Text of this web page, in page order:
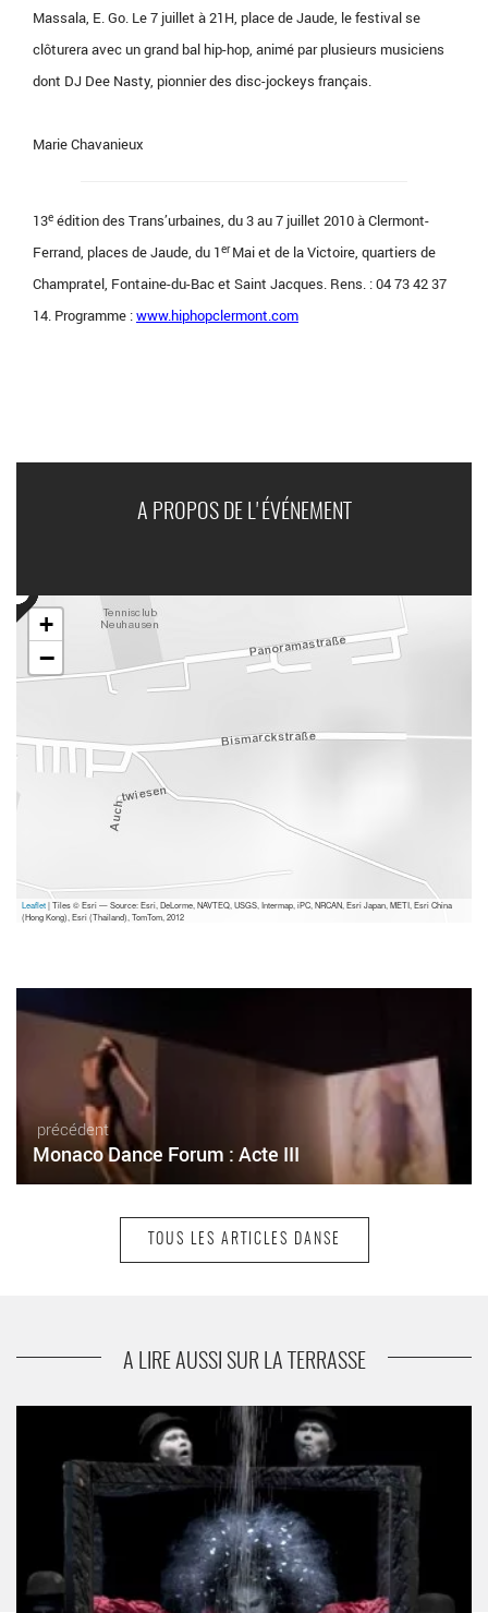
Massala, E. Go. Le 7 juillet à 21H, place de Jaude, le festival se
clôturera avec un grand bal hip-hop, animé par plusieurs musiciens
dont DJ Dee Nasty, pionnier des disc-jockeys français.
Marie Chavanieux
13e édition des Trans’urbaines, du 3 au 7 juillet 2010 à Clermont-
Ferrand, places de Jaude, du 1erMai et de la Victoire, quartiers de
Champratel, Fontaine-du-Bac et Saint Jacques. Rens. : 04 73 42 37
14. Programme :www.hiphopclermont.com
A PROPOS DE L'ÉVÉNEMENT
+
−
Leaflet| Tiles © Esri — Source: Esri, DeLorme, NAVTEQ, USGS, Intermap, iPC, NRCAN, Esri Japan, METI, Esri China
(Hong Kong), Esri (Thailand), TomTom, 2012
précédent
Monaco Dance Forum : Acte III
Les Hivernales d'Avignon
TOUS LES ARTICLES DANSE
A LIRE AUSSI SUR LA TERRASSE
Deux pièces de Dairakudakan à Paris - Critique sortie Danse
Paris Maison de la Culture du Japon